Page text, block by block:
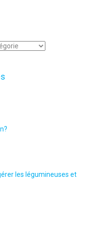
les légumineuses et